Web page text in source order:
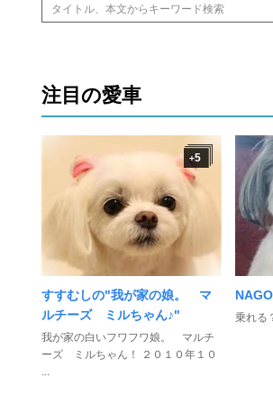
注目の愛車
+5
すすむしの"我が家の娘。 マ
ルチーズ ミルちゃん♪"
我が家の白いフワフワ娘。 マルチ
ーズ ミルちゃん！ ２０１０年１０
...
乗れる